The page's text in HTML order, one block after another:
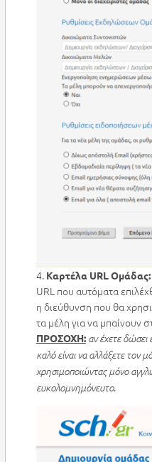
4. Καρτέλα URL Ομάδας:
URL που αυτόματα
η διεύθυνση που θα
τα μέλη για να μπαίνουν
ΠΡΟΣΟΧΗ:αν έχετε δώσει
καλό είναι να αλλάξετε τον
χρησιμοποιώντας μόνο
ευκολομνημόνευτο.